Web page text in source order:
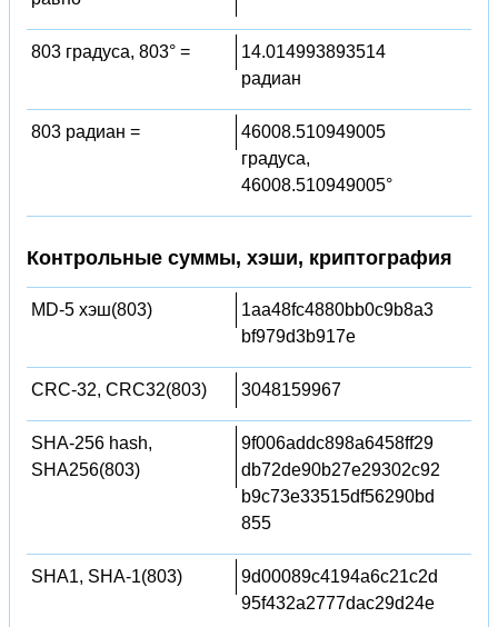
803 градуса, 803° =
14.014993893514
радиан
803 радиан =
46008.510949005
градуса,
46008.510949005°
Контрольные суммы, хэши, криптография
MD-5 хэш(803)
1aa48fc4880bb0c9b8a3
bf979d3b917e
CRC-32, CRC32(803) 3048159967
SHA-256 hash,
SHA256(803)
9f006addc898a6458ff29
db72de90b27e29302c92
b9c73e33515df56290bd
855
SHA1, SHA-1(803)
9d00089c4194a6c21c2d
95f432a2777dac29d24e